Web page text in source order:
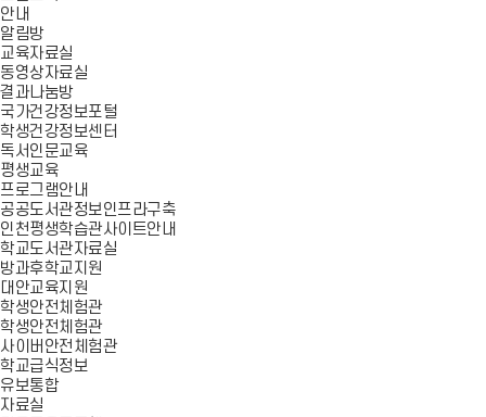
안내
알림방
교육자료실
동영상자료실
결과나눔방
국가건강정보포털
학생건강정보센터
독서인문교육
평생교육
프로그램안내
공공도서관정보인프라구축
인천평생학습관사이트안내
학교도서관자료실
방과후학교지원
대안교육지원
학생안전체험관
학생안전체험관
사이버안전체험관
학교급식정보
유보통합
자료실